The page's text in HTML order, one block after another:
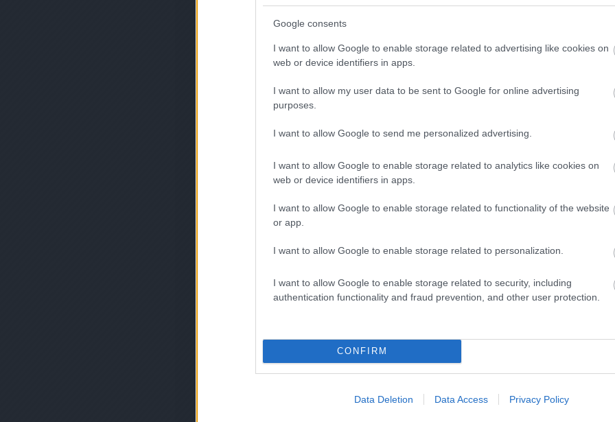
Google consents
I want to allow Google to enable storage related to advertising like cookies on
web or device identifiers in apps.
I want to allow my user data to be sent to Google for online advertising
purposes.
I want to allow Google to send me personalized advertising.
I want to allow Google to enable storage related to analytics like cookies on
web or device identifiers in apps.
I want to allow Google to enable storage related to functionality of the website
or app.
I want to allow Google to enable storage related to personalization.
I want to allow Google to enable storage related to security, including
authentication functionality and fraud prevention, and other user protection.
CONFIRM
Data Deletion Data Access Privacy Policy
munkálatok (1)
palántanevelés (2)
(1) paradicsom
paradicsom
paradicsom
petúnia (2) petúnia
petúnia nevelés
polikarbonát
)
üvegház (1) póré ( 1
(
rebarbara
rebarbara recept
1)
red
répalégy
répa
(1) retek retek
retek termesztése
ültetése (1) rewena
paradicsom